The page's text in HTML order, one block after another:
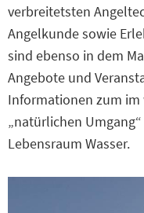
verbreitetsten
Angelkunde sowie
sind ebenso in dem
Angebote und
Informationen zum im
„natürlichen
Lebensraum Wasser.